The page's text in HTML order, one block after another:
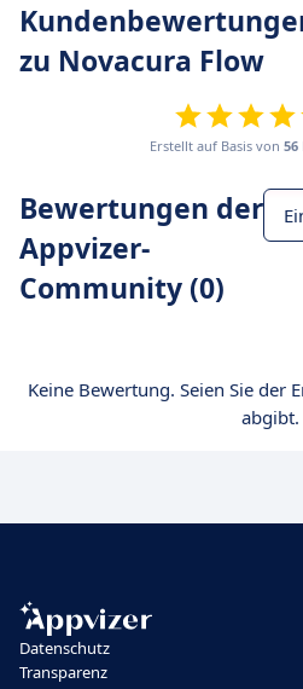
zu Novacura Flow
Erstellt auf Basis von
Bewertungen der
Appvizer-
Community (0)
Keine Bewertung. Seien Sie der
abgibt.
Datenschutz
Transparenz